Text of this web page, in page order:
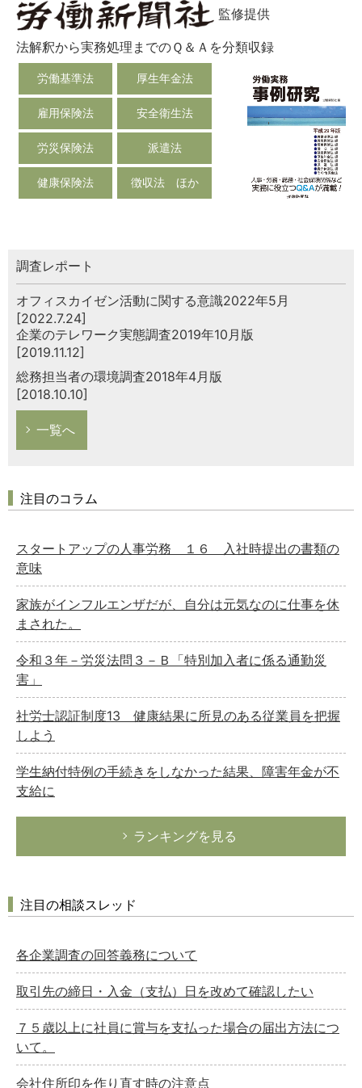
監修提供
法解釈から実務処理までのＱ＆Ａを分類収録
労働基準法 厚生年金法
雇用保険法 安全衛生法
労災保険法 派遣法
健康保険法 徴収法 ほか
調査レポート
オフィスカイゼン活動に関する意識2022年5月
[2022.7.24]
企業のテレワーク実態調査2019年10月版
[2019.11.12]
総務担当者の環境調査2018年4月版
[2018.10.10]
一覧へ
注目のコラム
スタートアップの人事労務 １６ 入社時提出の書類の
意味
家族がインフルエンザだが、自分は元気なのに仕事を休
まされた。
令和３年－労災法問３－Ｂ「特別加入者に係る通勤災
害」
社労士認証制度13 健康結果に所見のある従業員を把握
しよう
学生納付特例の手続きをしなかった結果、障害年金が不
支給に
ランキングを見る
注目の相談スレッド
各企業調査の回答義務について
取引先の締日・入金（支払）日を改めて確認したい
７５歳以上に社員に賞与を支払った場合の届出方法につ
いて。
会社住所印を作り直す時の注意点